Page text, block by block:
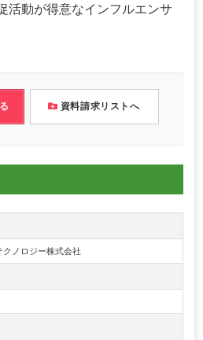
活動が得意なインフルエンサ
資料請求リストへ
ノロジー株式会社